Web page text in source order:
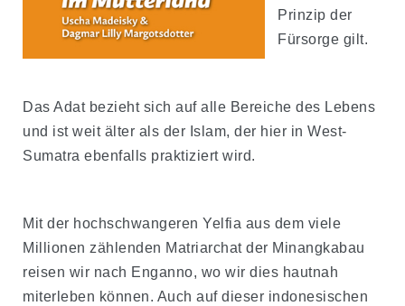
Prinzip der
Fürsorge gilt.
Das Adat bezieht sich auf alle Bereiche des Lebens
und ist weit älter als der Islam, der hier in West-
Sumatra ebenfalls praktiziert wird.
Mit der hochschwangeren Yelfia aus dem viele
Millionen zählenden Matriarchat der Minangkabau
reisen wir nach Enganno, wo wir dies hautnah
miterleben können. Auch auf dieser indonesischen